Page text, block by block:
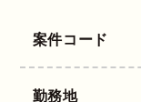
案件コード
勤務地